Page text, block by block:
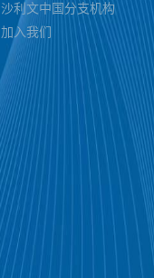
沙利文中国分支机构
加入我们